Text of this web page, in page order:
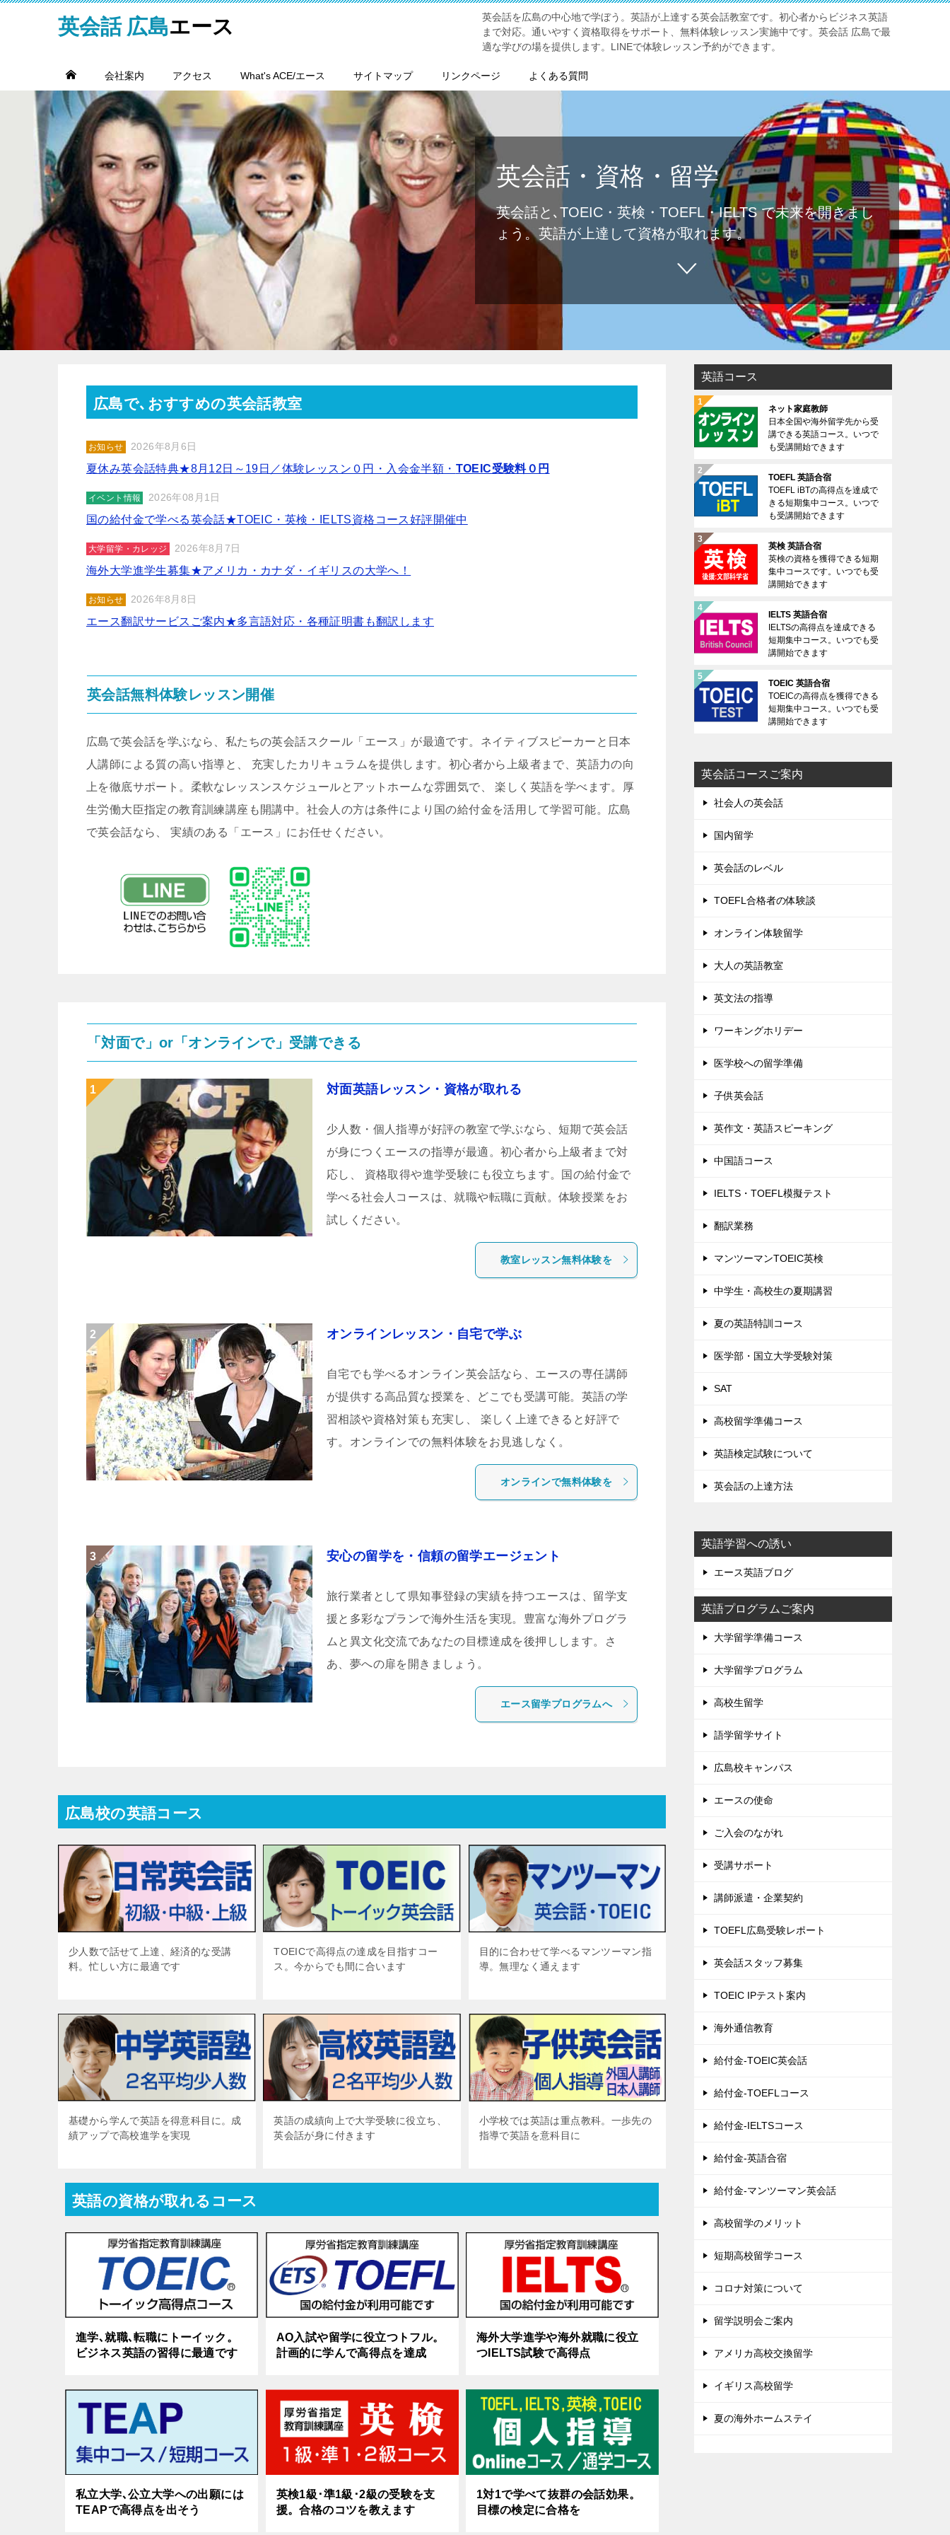
英会話 広島エース
英会話を広島の中心地で学ぼう。英語が上達する英会話教室です。初心者からビジネス英語
まで対応。通いやすく資格取得をサポート、無料体験レッスン実施中です。英会話 広島で最
適な学びの場を提供します。LINEで体験レッスン予約ができます。
会社案内 アクセス What's ACE/エース サイトマップ リンクページ よくある質問
英会話・資格・留学
英会話と､TOEIC・英検・TOEFL・IELTS で未来を開きまし
ょう。英語が上達して資格が取れます。
広島で､おすすめの英会話教室
お知らせ 2026年8月6日
夏休み英会話特典★8月12日～19日／体験レッスン０円・入会金半額・ TOEIC受験料０円
イベント情報 2026年08月1日
国の給付金で学べる英会話★TOEIC・英検・IELTS資格コース好評開催中
大学留学・カレッジ 2026年8月7日
海外大学進学生募集★アメリカ・カナダ・イギリスの大学へ！
お知らせ 2026年8月8日
エース翻訳サービスご案内★多言語対応・各種証明書も翻訳します
英会話無料体験レッスン開催
広島で英会話を学ぶなら、私たちの英会話スクール「エース」が最適です。ネイティブスピーカーと日本
人講師による質の高い指導と、 充実したカリキュラムを提供します。初心者から上級者まで、英語力の向
上を徹底サポート。柔軟なレッスンスケジュールとアットホームな雰囲気で、 楽しく英語を学べます。厚
生労働大臣指定の教育訓練講座も開講中。社会人の方は条件により国の給付金を活用して学習可能。広島
で英会話なら、 実績のある「エース」にお任せください。
「対面で」or「オンラインで」受講できる
対面英語レッスン・資格が取れる
少人数・個人指導が好評の教室で学ぶなら、短期で英会話
が身につくエースの指導が最適。初心者から上級者まで対
応し、 資格取得や進学受験にも役立ちます。国の給付金で
学べる社会人コースは、就職や転職に貢献。体験授業をお
試しください。
教室レッスン無料体験を
オンラインレッスン・自宅で学ぶ
自宅でも学べるオンライン英会話なら、エースの専任講師
が提供する高品質な授業を、どこでも受講可能。英語の学
習相談や資格対策も充実し、 楽しく上達できると好評で
す。オンラインでの無料体験をお見逃しなく。
オンラインで無料体験を
安心の留学を・信頼の留学エージェント
旅行業者として県知事登録の実績を持つエースは、留学支
援と多彩なプランで海外生活を実現。豊富な海外プログラ
ムと異文化交流であなたの目標達成を後押しします。さ
あ、夢への扉を開きましょう。
エース留学プログラムへ
広島校の英語コース
少人数で話せて上達、経済的な受講
料。忙しい方に最適です
TOEICで高得点の達成を目指すコー
ス。今からでも間に合います
目的に合わせて学べるマンツーマン指
導。無理なく通えます
基礎から学んで英語を得意科目に。成
績アップで高校進学を実現
英語の成績向上で大学受験に役立ち、
英会話が身に付きます
小学校では英語は重点教科。一歩先の
指導で英語を意科目に
英語の資格が取れるコース
進学､就職､転職にトーイック。
ビジネス英語の習得に最適です
AO入試や留学に役立つトフル。
計画的に学んで高得点を達成
海外大学進学や海外就職に役立
つIELTS試験で高得点
私立大学､公立大学への出願には
TEAPで高得点を出そう
英検1級･準1級･2級の受験を支
援。合格のコツを教えます
1対1で学べて抜群の会話効果。
目標の検定に合格を
英語コース
ネット家庭教師
日本全国や海外留学先から受
講できる英語コース。いつで
も受講開始できます
TOEFL 英語合宿
TOEFL iBTの高得点を達成で
きる短期集中コース。いつで
も受講開始できます
英検 英語合宿
英検の資格を獲得できる短期
集中コースです。いつでも受
講開始できます
IELTS 英語合宿
IELTSの高得点を達成できる
短期集中コース。いつでも受
講開始できます
TOEIC 英語合宿
TOEICの高得点を獲得できる
短期集中コース。いつでも受
講開始できます
英会話コースご案内
社会人の英会話
国内留学
英会話のレベル
TOEFL合格者の体験談
オンライン体験留学
大人の英語教室
英文法の指導
ワーキングホリデー
医学校への留学準備
子供英会話
英作文・英語スピーキング
中国語コース
IELTS・TOEFL模擬テスト
翻訳業務
マンツーマンTOEIC英検
中学生・高校生の夏期講習
夏の英語特訓コース
医学部・国立大学受験対策
SAT
高校留学準備コース
英語検定試験について
英会話の上達方法
英語学習への誘い
エース英語ブログ
英語プログラムご案内
大学留学準備コース
大学留学プログラム
高校生留学
語学留学サイト
広島校キャンパス
エースの使命
ご入会のながれ
受講サポート
講師派遣・企業契約
TOEFL広島受験レポート
英会話スタッフ募集
TOEIC IPテスト案内
海外通信教育
給付金-TOEIC英会話
給付金-TOEFLコース
給付金-IELTSコース
給付金-英語合宿
給付金-マンツーマン英会話
高校留学のメリット
短期高校留学コース
コロナ対策について
留学説明会ご案内
アメリカ高校交換留学
イギリス高校留学
夏の海外ホームステイ